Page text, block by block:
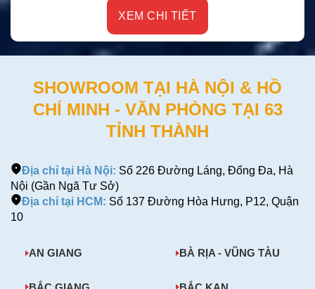
XEM CHI TIẾT
SHOWROOM TẠI HÀ NỘI & HỒ
CHÍ MINH - VĂN PHÒNG TẠI 63
TỈNH THÀNH
Địa chỉ tại Hà Nội: Số 226 Đường Láng, Đống Đa, Hà
Nội (Gần Ngã Tư Sở)
Địa chỉ tại HCM: Số 137 Đường Hòa Hưng, P12, Quận
10
AN GIANG BÀ RỊA - VŨNG TÀU